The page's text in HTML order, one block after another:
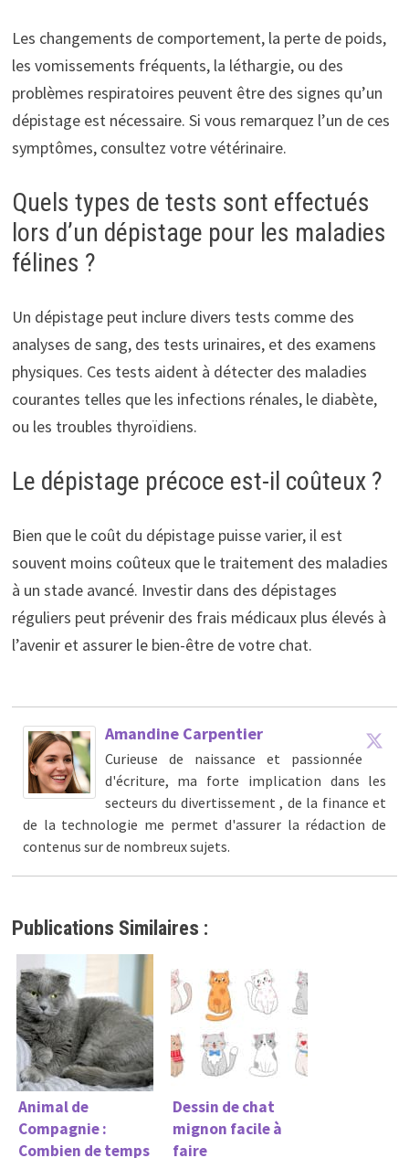
Les changements de comportement, la perte de poids,
les vomissements fréquents, la léthargie, ou des
problèmes respiratoires peuvent être des signes qu’un
dépistage est nécessaire. Si vous remarquez l’un de ces
symptômes, consultez votre vétérinaire.
Quels types de tests sont effectués
lors d’un dépistage pour les maladies
félines ?
Un dépistage peut inclure divers tests comme des
analyses de sang, des tests urinaires, et des examens
physiques. Ces tests aident à détecter des maladies
courantes telles que les infections rénales, le diabète,
ou les troubles thyroïdiens.
Le dépistage précoce est-il coûteux ?
Bien que le coût du dépistage puisse varier, il est
souvent moins coûteux que le traitement des maladies
à un stade avancé. Investir dans des dépistages
réguliers peut prévenir des frais médicaux plus élevés à
l’avenir et assurer le bien-être de votre chat.
Amandine Carpentier
Curieuse de naissance et passionnée
d'écriture, ma forte implication dans les
secteurs du divertissement , de la finance et
de la technologie me permet d'assurer la rédaction de
contenus sur de nombreux sujets.
Publications Similaires :
Animal de
Compagnie :
Combien de temps
Dessin de chat
mignon facile à
faire